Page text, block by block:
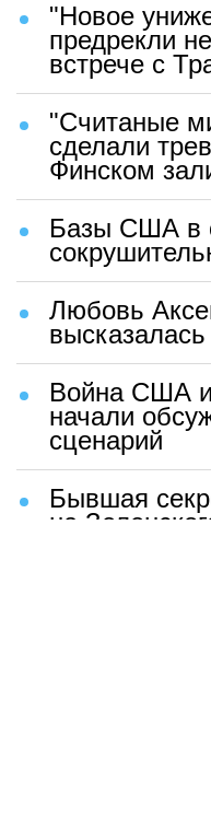
"Новое
предрекли
встрече с
"Считаные
сделали
Финском
Базы США в
Любовь
Война США
начали
сценарий
Бывшая
на